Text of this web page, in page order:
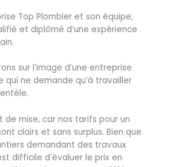
Top Plombier et son équipe,
et diplômé d’une expérience
sur l’image d’une entreprise
qui ne demande qu’à travailler
de mise, car nos tarifs pour un
clairs et sans surplus. Bien que
demandant des travaux
difficile d’évaluer le prix en